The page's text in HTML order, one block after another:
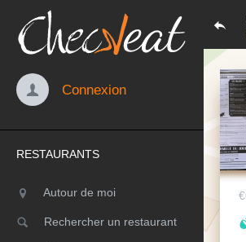
Connexion
RESTAURANTS
Autour de moi
Rechercher un restaurant